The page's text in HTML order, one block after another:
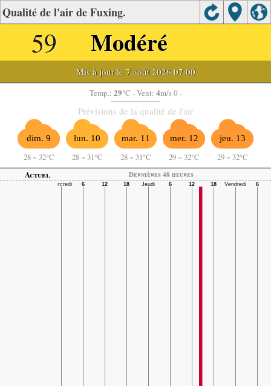
Qualité de l'air de Fuxing.
59 Modéré
Mis à jour le 7 août 2026 07:00
Temp.: 29°C - Vent: 4m/s 0 -
Prévisions de la qualité de l'air
dim. 9
28 ~ 32°C
lun. 10
28 ~ 31°C
mar. 11
28 ~ 31°C
mer. 12
29 ~ 32°C
jeu. 13
29 ~ 32°C
Actuel
Dernières 48 heures